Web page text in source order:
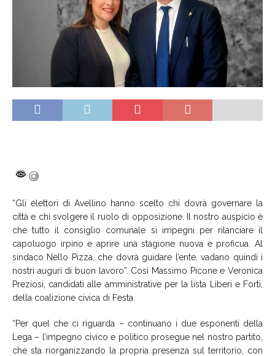
“Gli elettori di Avellino hanno scelto chi dovrà governare la
città e chi svolgere il ruolo di opposizione. Il nostro auspicio è
che tutto il consiglio comunale si impegni per rilanciare il
capoluogo irpino e aprire una stagione nuova e proficua. Al
sindaco Nello Pizza, che dovrà guidare l’ente, vadano quindi i
nostri auguri di buon lavoro”. Così Massimo Picone e Veronica
Preziosi, candidati alle amministrative per la lista Liberi e Forti,
della coalizione civica di Festa.
“Per quel che ci riguarda – continuano i due esponenti della
Lega – l’impegno civico e politico prosegue nel nostro partito,
che sta riorganizzando la propria presenza sul territorio, con